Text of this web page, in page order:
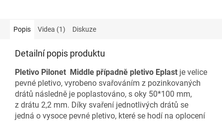
Popis Videa (1) Diskuze
Detailní popis produktu
Pletivo Pilonet Middle případně pletivo Eplast je velice
pevné pletivo, vyrobeno svařováním z pozinkovaných
drátů následně je poplastováno, s oky 50*100 mm,
z drátu 2,2 mm. Díky svaření jednotlivých drátů se
jedná o vysoce pevné pletivo, které se hodí na oplocení